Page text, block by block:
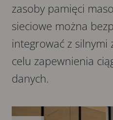
zasoby pamięci
sieciowe można
integrować z silnymi
celu zapewnienia
danych.